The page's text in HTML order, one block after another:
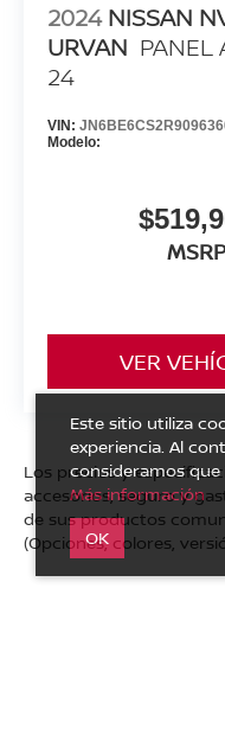
2024 NISSAN
URVAN PANEL
24
VIN:
Modelo:
MSRP
VER
Los precios y
accesorios, seguro y
de sus productos
(Opciones, colores,
Este sitio utiliza
experiencia. Al
consideramos que
Más información
OK